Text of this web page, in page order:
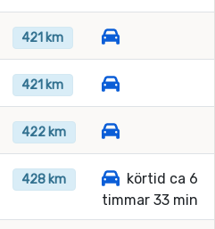
421 km
421 km
422 km
428 km
körtid ca 6
timmar 33 min